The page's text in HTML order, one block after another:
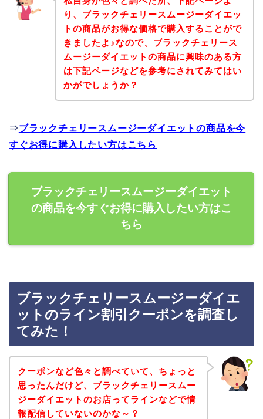
り、ブラックチェリースムージーダイエッ
トの商品がお得な価格で購入することがで
きましたよ♪なので、ブラックチェリース
ムージーダイエットの商品に興味のある方
は下記ページなどを参考にされてみてはい
かがでしょうか？
⇒ブラックチェリースムージーダイエットの商品を今
すぐお得に購入したい方はこちら
ブラックチェリースムージーダイエット
の商品を今すぐお得に購入したい方はこ
ちら
ブラックチェリースムージーダイエ
ットのライン割引クーポンを調査し
てみた！
クーポンなど色々と調べていて、ちょっと
思ったんだけど、ブラックチェリースムー
ジーダイエットのお店ってラインなどで情
報配信していないのかな～？